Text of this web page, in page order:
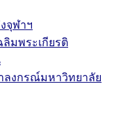
จุฬาฯ
มพระเกียรติ
ลงกรณ์มหาวิทยาลัย